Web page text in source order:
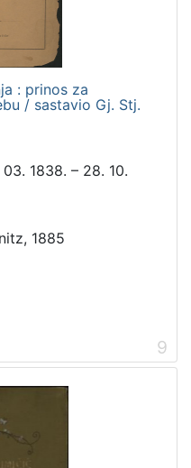
: prinos za
/ sastavio Gj. Stj.
1838. – 28. 10.
1885
9